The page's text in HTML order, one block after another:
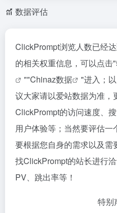
数据评估
ClickPrompt浏览人数已经
的相关权重信息，可以点击"
""Chinaz数据
"进入；
议大家请以爱站数据为准，
ClickPrompt的访问速度、
用户体验等；当然要评估
要根据您自身的需求以及
找ClickPrompt的站长进行洽
PV、跳出率等！
特别